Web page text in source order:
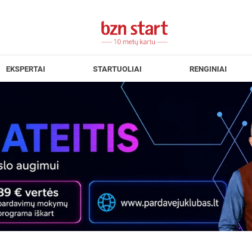
EKSPERTAI STARTUOLIAI RENGINIAI